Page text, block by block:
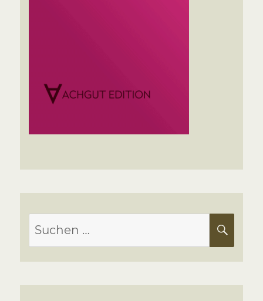
Suchen
nach: